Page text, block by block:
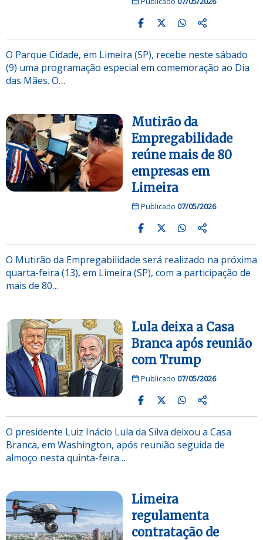
O Parque Cidade, em Limeira (SP), recebe neste sábado
(9) uma programação especial em comemoração ao Dia
das Mães. O…
Mutirão da
Empregabilidade
reúne mais de 80
empresas em
Limeira
Publicado 07/05/2026
O Mutirão da Empregabilidade será realizado na próxima
quarta-feira (13), em Limeira (SP), com a participação de
mais de 80…
Lula deixa a Casa
Branca após reunião
com Trump
Publicado 07/05/2026
O presidente Luiz Inácio Lula da Silva deixou a Casa
Branca, em Washington, após reunião seguida de
almoço nesta quinta-feira…
Limeira
regulamenta
contratação de